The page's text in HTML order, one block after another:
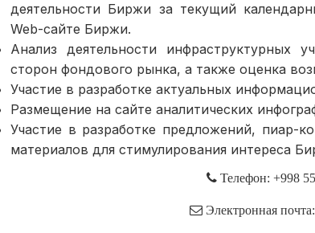
деятельности Биржи за текущий
Web-сайте Биржи.
Анализ деятельности инфраструктурных
сторон фондового рынка, а также оценка
Участие в разработке актуальных
Размещение на сайте аналитических
Участие в разработке предложений, пиар-
материалов для стимулирования интереса
Телефон: +998
Электронная